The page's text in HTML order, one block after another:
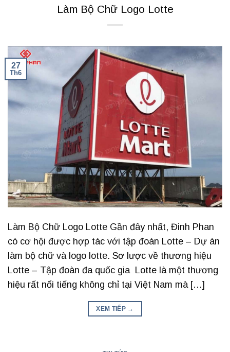
Làm Bộ Chữ Logo Lotte
27
Th6
Làm Bộ Chữ Logo Lotte Gần đây nhất, Đinh Phan
có cơ hội được hợp tác với tập đoàn Lotte – Dự án
làm bộ chữ và logo lotte. Sơ lược về thương hiệu
Lotte – Tập đoàn đa quốc gia Lotte là một thương
hiệu rất nổi tiếng không chỉ tại Việt Nam mà […]
XEM TIẾP →